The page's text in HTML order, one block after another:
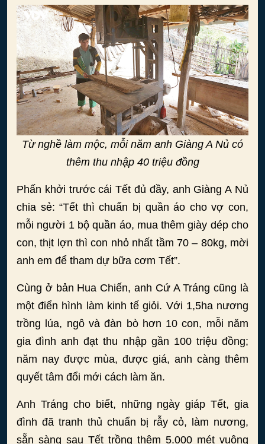
Từ nghề làm mộc, mỗi năm anh Giàng A Nủ có
thêm thu nhập 40 triệu đồng
Phấn khởi trước cái Tết đủ đầy, anh Giàng A Nủ
chia sẻ: “Tết thì chuẩn bị quần áo cho vợ con,
mỗi người 1 bộ quần áo, mua thêm giày dép cho
con, thịt lợn thì con nhỏ nhất tầm 70 – 80kg, mời
anh em để tham dự bữa cơm Tết”.
Cùng ở bản Hua Chiến, anh Cứ A Tráng cũng là
một điển hình làm kinh tế giỏi. Với 1,5ha nương
trồng lúa, ngô và đàn bò hơn 10 con, mỗi năm
gia đình anh đạt thu nhập gần 100 triệu đồng;
năm nay được mùa, được giá, anh càng thêm
quyết tâm đổi mới cách làm ăn.
Anh Tráng cho biết, những ngày giáp Tết, gia
đình đã tranh thủ chuẩn bị rẫy cỏ, làm nương,
sẵn sàng sau Tết trồng thêm 5.000 mét vuông